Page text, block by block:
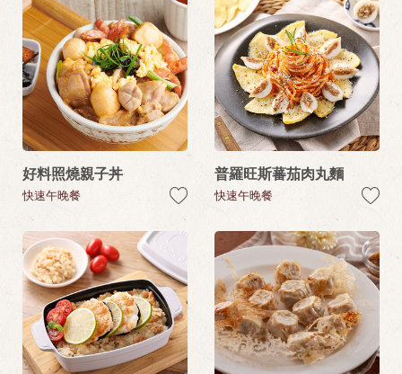
好料照燒親子丼
快速午晚餐
普羅旺斯蕃茄肉丸麵
快速午晚餐